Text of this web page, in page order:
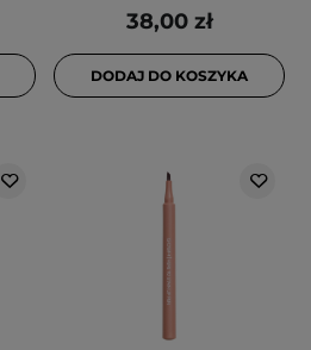
38,00 zł
DODAJ DO KOSZYKA